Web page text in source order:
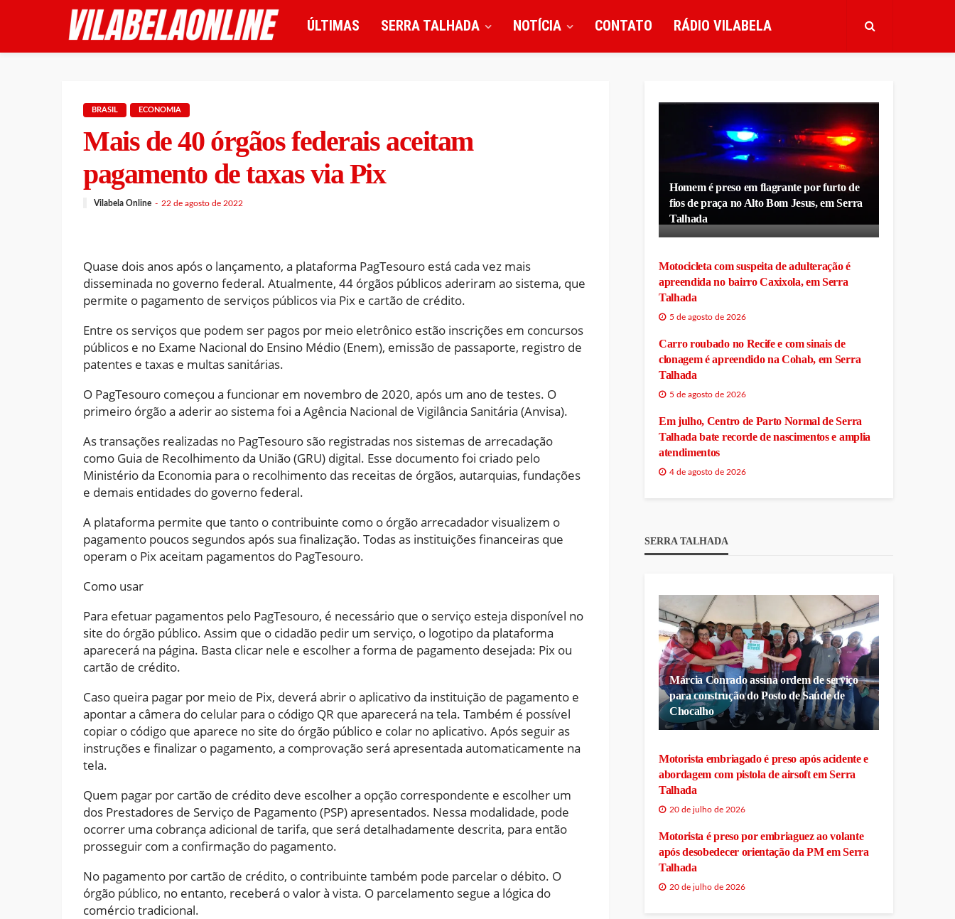
ÚLTIMAS SERRA TALHADA NOTÍCIA CONTATO RÁDIO VILABELA
BRASIL ECONOMIA
Mais de 40 órgãos federais aceitam
pagamento de taxas via Pix
Vilabela Online 22 de agosto de 2022
Quase dois anos após o lançamento, a plataforma PagTesouro está cada vez mais
disseminada no governo federal. Atualmente, 44 órgãos públicos aderiram ao sistema, que
permite o pagamento de serviços públicos via Pix e cartão de crédito.
Entre os serviços que podem ser pagos por meio eletrônico estão inscrições em concursos
públicos e no Exame Nacional do Ensino Médio (Enem), emissão de passaporte, registro de
patentes e taxas e multas sanitárias.
O PagTesouro começou a funcionar em novembro de 2020, após um ano de testes. O
primeiro órgão a aderir ao sistema foi a Agência Nacional de Vigilância Sanitária (Anvisa).
As transações realizadas no PagTesouro são registradas nos sistemas de arrecadação
como Guia de Recolhimento da União (GRU) digital. Esse documento foi criado pelo
Ministério da Economia para o recolhimento das receitas de órgãos, autarquias, fundações
e demais entidades do governo federal.
A plataforma permite que tanto o contribuinte como o órgão arrecadador visualizem o
pagamento poucos segundos após sua finalização. Todas as instituições financeiras que
operam o Pix aceitam pagamentos do PagTesouro.
Como usar
Para efetuar pagamentos pelo PagTesouro, é necessário que o serviço esteja disponível no
site do órgão público. Assim que o cidadão pedir um serviço, o logotipo da plataforma
aparecerá na página. Basta clicar nele e escolher a forma de pagamento desejada: Pix ou
cartão de crédito.
Caso queira pagar por meio de Pix, deverá abrir o aplicativo da instituição de pagamento e
apontar a câmera do celular para o código QR que aparecerá na tela. Também é possível
copiar o código que aparece no site do órgão público e colar no aplicativo. Após seguir as
instruções e finalizar o pagamento, a comprovação será apresentada automaticamente na
tela.
Quem pagar por cartão de crédito deve escolher a opção correspondente e escolher um
dos Prestadores de Serviço de Pagamento (PSP) apresentados. Nessa modalidade, pode
ocorrer uma cobrança adicional de tarifa, que será detalhadamente descrita, para então
prosseguir com a confirmação do pagamento.
No pagamento por cartão de crédito, o contribuinte também pode parcelar o débito. O
órgão público, no entanto, receberá o valor à vista. O parcelamento segue a lógica do
comércio tradicional.
Homem é preso em flagrante por furto de
fios de praça no Alto Bom Jesus, em Serra
Talhada
Motocicleta com suspeita de adulteração é
apreendida no bairro Caxixola, em Serra
Talhada
5 de agosto de 2026
Carro roubado no Recife e com sinais de
clonagem é apreendido na Cohab, em Serra
Talhada
5 de agosto de 2026
Em julho, Centro de Parto Normal de Serra
Talhada bate recorde de nascimentos e amplia
atendimentos
4 de agosto de 2026
SERRA TALHADA
Márcia Conrado assina ordem de serviço
para construção do Posto de Saúde de
Chocalho
Motorista embriagado é preso após acidente e
abordagem com pistola de airsoft em Serra
Talhada
20 de julho de 2026
Motorista é preso por embriaguez ao volante
após desobedecer orientação da PM em Serra
Talhada
20 de julho de 2026